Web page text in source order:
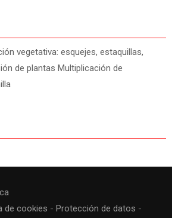
vegetativa: esquejes, estaquillas,
de plantas Multiplicación de
de cookies - Protección de datos -